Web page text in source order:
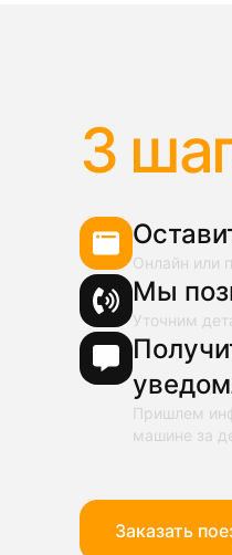
3
Онлайн или
Мы
Уточним
Пришлем
машине за
Заказать